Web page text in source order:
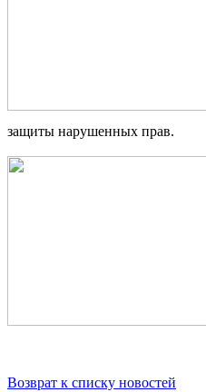
защиты нарушенных прав.
Возврат к списку новостей